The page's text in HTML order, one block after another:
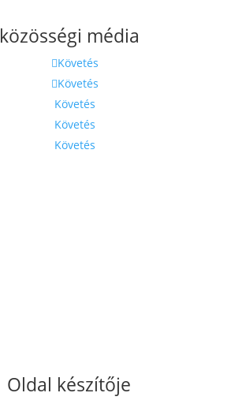
közösségi média
Követés
Követés
Követés
Követés
Követés
Oldal készítője